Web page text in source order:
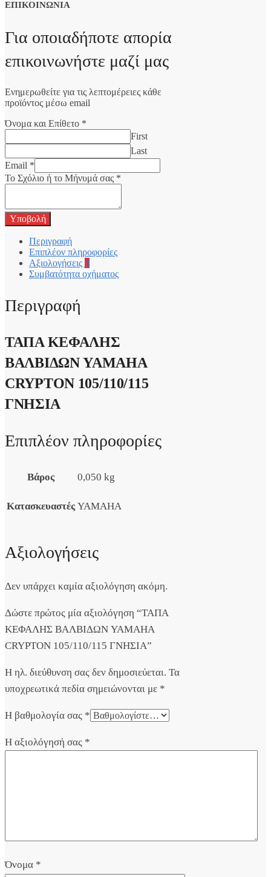
ΕΠΙΚΟΙΝΩΝΙΑ
Για οποιαδήποτε απορία
επικοινωνήστε μαζί μας
Ενημερωθείτε για τις λεπτομέρειες κάθε
προϊόντος μέσω email
Όνομα και Επίθετο *
First
Last
Email *
Το Σχόλιο ή το Μήνυμά σας *
Υποβολή
Περιγραφή
Επιπλέον πληροφορίες
Αξιολογήσεις 0
Συμβατότητα οχήματος
Περιγραφή
ΤΑΠΑ ΚΕΦΑΛΗΣ
ΒΑΛΒΙΔΩΝ YAMAHA
CRYPTON 105/110/115
ΓΝΗΣΙΑ
Επιπλέον πληροφορίες
Βάρος 0,050 kg
Κατασκευαστές YAMAHA
Αξιολογήσεις
Δεν υπάρχει καμία αξιολόγηση ακόμη.
Δώστε πρώτος μία αξιολόγηση “ΤΑΠΑ
ΚΕΦΑΛΗΣ ΒΑΛΒΙΔΩΝ YAMAHA
CRYPTON 105/110/115 ΓΝΗΣΙΑ”
Η ηλ. διεύθυνση σας δεν δημοσιεύεται. Τα
υποχρεωτικά πεδία σημειώνονται με *
Η βαθμολογία σας *
Η αξιολόγησή σας *
Όνομα *